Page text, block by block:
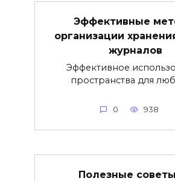
Эффективные
организации
журналов
Эффективное
пространства для
0 938
Полезные